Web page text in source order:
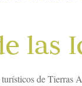
las
de Tierras